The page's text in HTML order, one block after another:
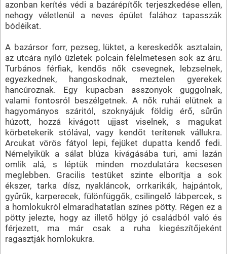
azonban kerítés védi a bazárépítők terjeszkedése ellen,
nehogy véletlenül a neves épület falához tapasszák
bódéikat.
A bazársor forr, pezseg, lüktet, a kereskedők asztalain,
az utcára nyíló üzletek polcain félelmetesen sok az áru.
Turbános férfiak, kendős nők csevegnek, lebzselnek,
egyezkednek, hangoskodnak, meztelen gyerekek
hancúroznak. Egy kupacban asszonyok guggolnak,
valami fontosról beszélgetnek. A nők ruhái elütnek a
hagyományos száritól, szoknyájuk földig érő, sűrűn
húzott, hozzá kivágott ujjast viselnek, s magukat
körbetekerik stólával, vagy kendőt terítenek vállukra.
Arcukat vörös fátyol lepi, fejüket dupatta kendő fedi.
Némelyikük a sálat blúza kivágásába turi, ami lazán
omlik alá, s léptük minden mozdulatára kecsesen
meglebben. Gracilis testüket szinte elborítja a sok
ékszer, tarka dísz, nyakláncok, orrkarikák, hajpántok,
gyűrűk, karperecek, fülönfüggők, csilingelő lábpercek, s
a homlokukról elmaradhatatlan színes pötty. Régen ez a
pötty jelezte, hogy az illető hölgy jó családból való és
férjezett, ma már csak a ruha kiegészítőjeként
ragasztják homlokukra.